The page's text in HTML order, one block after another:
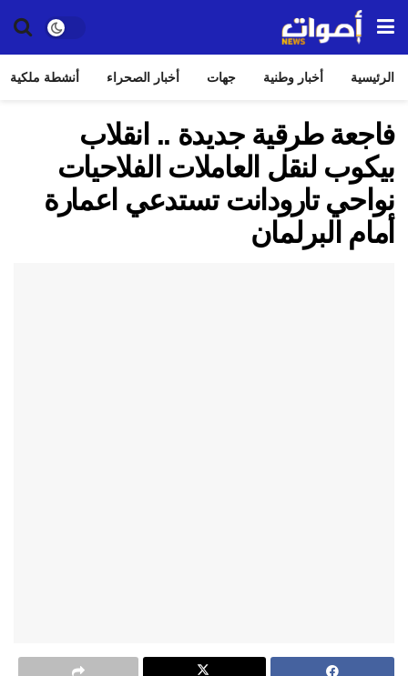
الرئيسية أخبار وطنية جهات أخبار الصحراء أنشطة ملكية
فاجعة طرقية جديدة .. انقلاب
بيكوب لنقل العاملات الفلاحيات
نواحي تارودانت تستدعي اعمارة
أمام البرلمان